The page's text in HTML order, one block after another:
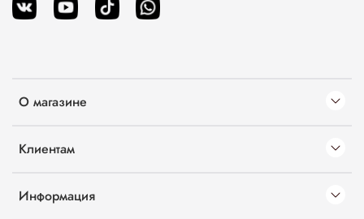
О магазине
Клиентам
Информация